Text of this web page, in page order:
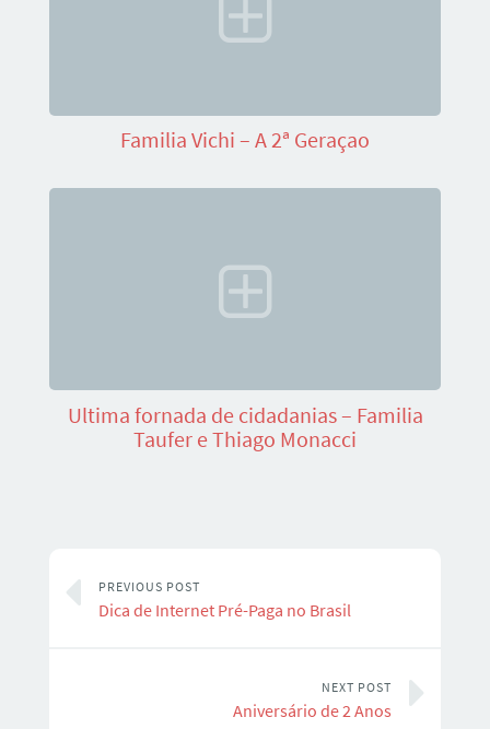
Familia Vichi – A 2ª Geraçao
Ultima fornada de cidadanias – Familia
Taufer e Thiago Monacci
PREVIOUS POST
Dica de Internet Pré-Paga no Brasil
NEXT POST
Aniversário de 2 Anos